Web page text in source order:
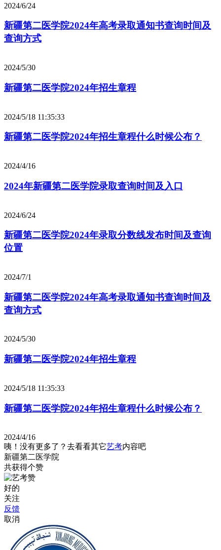
2024/6/24
新疆第二医学院2024年高考录取通知书查询时间及
查询方式
2024/5/30
新疆第二医学院2024年招生章程
2024/5/18 11:35:33
新疆第二医学院2024年招生章程什么时候公布？
2024/4/16
2024年新疆第二医学院录取查询时间及入口
2024/6/24
新疆第二医学院2024年录取分数线发布时间及查询
位置
2024/7/1
新疆第二医学院2024年高考录取通知书查询时间及
查询方式
2024/5/30
新疆第二医学院2024年招生章程
2024/5/18 11:35:33
新疆第二医学院2024年招生章程什么时候公布？
2024/4/16
咦！没有更多了？去看看其它艺考内容吧
新疆第二医学院
共获得个赞
好的
关注
反馈
取消